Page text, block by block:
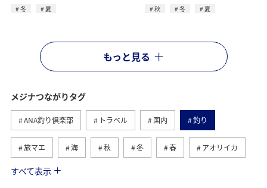
冬
夏
秋
冬 夏
もっと見る
メジナつながりタグ
ANA釣り倶楽部 トラベル 国内 釣り
旅マエ 海 秋 冬 春 アオリイカ
マダイ
すべて表示